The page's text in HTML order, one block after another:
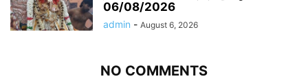
06/08/2026
admin - August 6, 2026
NO COMMENTS